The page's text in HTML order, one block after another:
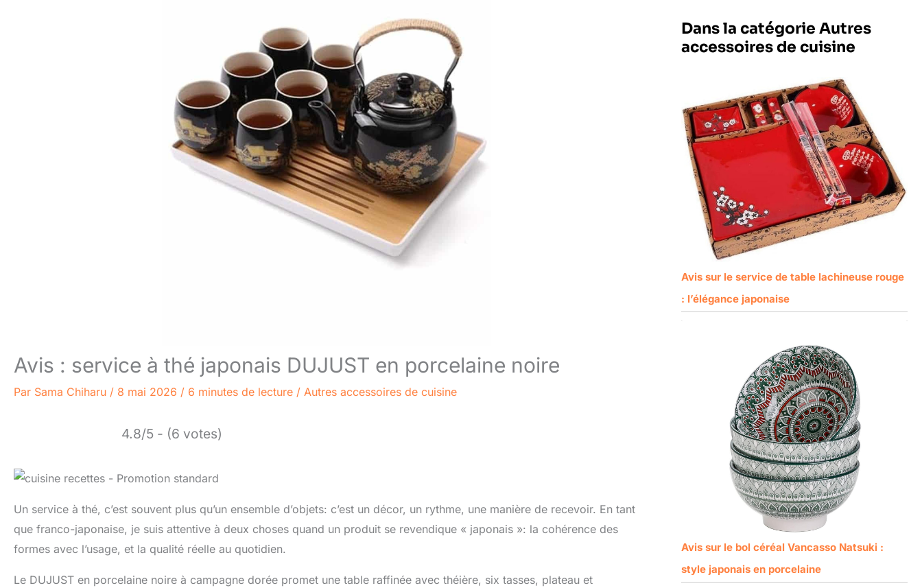
Avis : service à thé japonais DUJUST en porcelaine noire
Par Sama Chiharu / 8 mai 2026 / 6 minutes de lecture / Autres accessoires de cuisine
4.8/5 - (6 votes)
Un service à thé, c’est souvent plus qu’un ensemble d’objets: c’est un décor, un rythme, une manière de recevoir. En tant
que franco-japonaise, je suis attentive à deux choses quand un produit se revendique « japonais »: la cohérence des
formes avec l’usage, et la qualité réelle au quotidien.
Le DUJUST en porcelaine noire à campagne dorée promet une table raffinée avec théière, six tasses, plateau et
Dans la catégorie Autres
accessoires de cuisine
Avis sur le service de table lachineuse rouge
: l’élégance japonaise
Avis sur le bol céréal Vancasso Natsuki :
style japonais en porcelaine